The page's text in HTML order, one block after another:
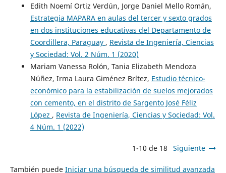
Edith Noemí Ortiz Verdún, Jorge Daniel Mello Román,
Estrategia MAPARA en aulas del tercer y sexto grados
en dos instituciones educativas del Departamento de
Coordillera, Paraguay , Revista de Ingeniería, Ciencias
y Sociedad: Vol. 2 Núm. 1 (2020)
Mariam Vanessa Rolón, Tania Elizabeth Mendoza
Núñez, Irma Laura Giménez Brítez, Estudio técnico-
económico para la estabilización de suelos mejorados
con cemento, en el distrito de Sargento José Féliz
López , Revista de Ingeniería, Ciencias y Sociedad: Vol.
4 Núm. 1 (2022)
1-10 de 18 Siguiente
También puede Iniciar una búsqueda de similitud avanzada